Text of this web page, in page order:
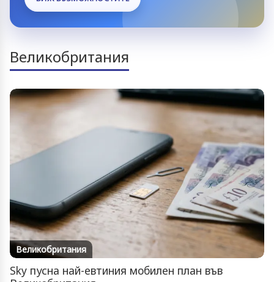
Великобритания
Великобритания
Sky пусна най-евтиния мобилен план във